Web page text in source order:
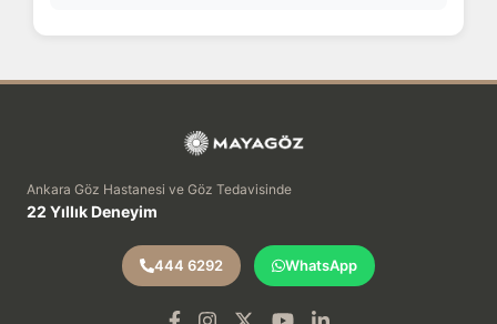
Ankara Göz Hastanesi ve Göz Tedavisinde
22 Yıllık Deneyim
444 6292 WhatsApp